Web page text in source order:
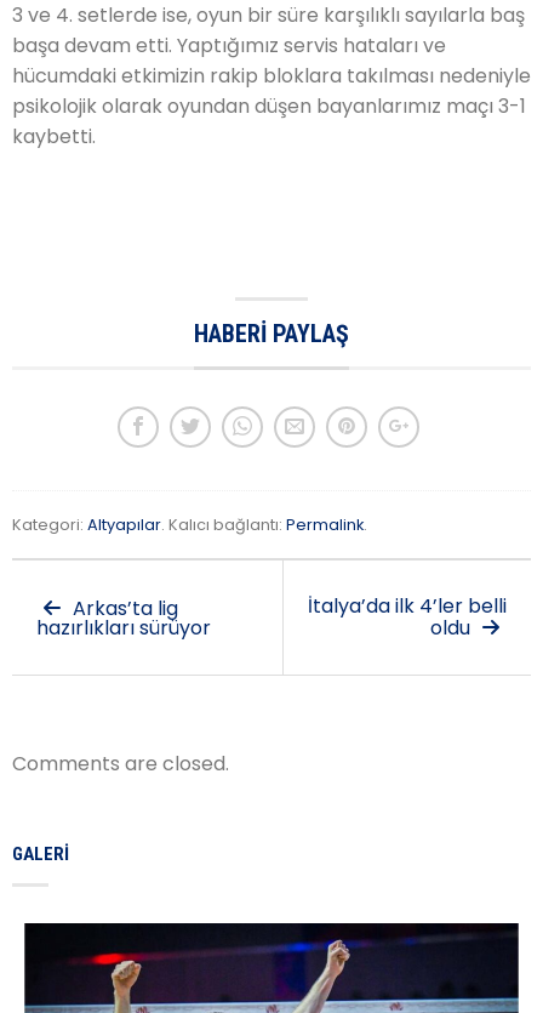
3 ve 4. setlerde ise, oyun bir süre karşılıklı sayılarla baş
başa devam etti. Yaptığımız servis hataları ve
hücumdaki etkimizin rakip bloklara takılması nedeniyle
psikolojik olarak oyundan düşen bayanlarımız maçı 3-1
kaybetti.
HABERI PAYLAŞ
Kategori: Altyapılar. Kalıcı bağlantı: Permalink.
Arkas’ta lig
hazırlıkları sürüyor
İtalya’da ilk 4’ler belli
oldu
Comments are closed.
GALERI